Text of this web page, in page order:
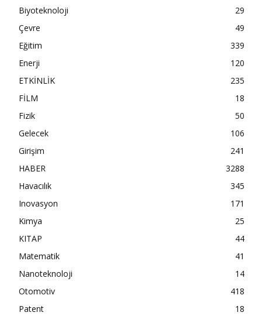
Biyoteknoloji
29
Çevre
49
Eğitim
339
Enerji
120
ETKİNLİK
235
FİLM
18
Fizik
50
Gelecek
106
Girişim
241
HABER
3288
Havacılık
345
Inovasyon
171
Kimya
25
KITAP
44
Matematik
41
Nanoteknoloji
14
Otomotiv
418
Patent
18